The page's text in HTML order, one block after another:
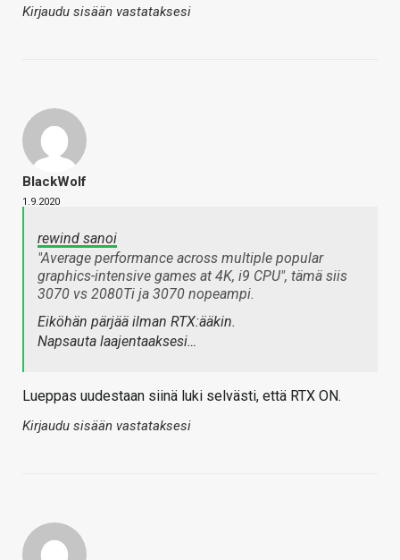
Kirjaudu sisään vastataksesi
BlackWolf
1.9.2020
rewind sanoi
"Average performance across multiple popular
graphics-intensive games at 4K, i9 CPU", tämä siis
3070 vs 2080Ti ja 3070 nopeampi.
Eiköhän pärjää ilman RTX:ääkin.
Napsauta laajentaaksesi…
Lueppas uudestaan siinä luki selvästi, että RTX ON.
Kirjaudu sisään vastataksesi